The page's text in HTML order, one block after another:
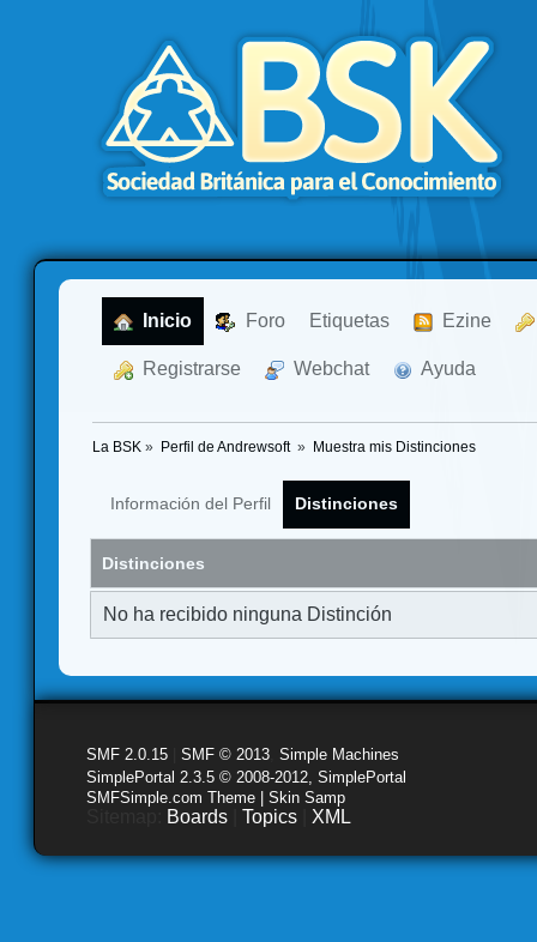
Inicio Foro Etiquetas Ezine
Registrarse Webchat Ayuda
La BSK » Perfil de Andrewsoft » Muestra mis Distinciones
Información del Perfil Distinciones
Distinciones
No ha recibido ninguna Distinción
SMF 2.0.15 SMF © 2013 Simple Machines
SimplePortal 2.3.5 © 2008-2012, SimplePortal
SMFSimple.com Theme | Skin Samp
Boards Topics XML